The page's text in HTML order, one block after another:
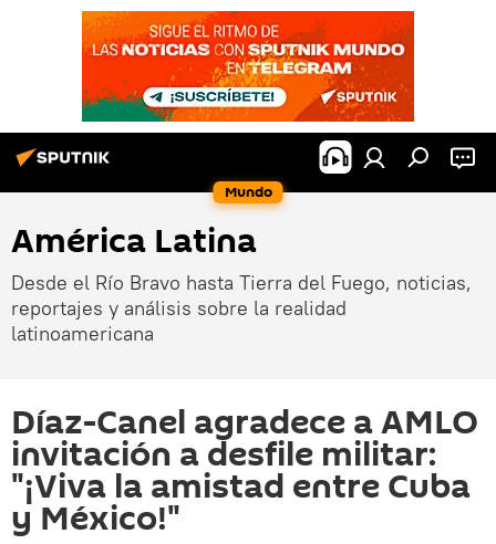
Mundo
América Latina
Desde el Río Bravo hasta Tierra del Fuego, noticias,
reportajes y análisis sobre la realidad
latinoamericana
Díaz-Canel agradece a AMLO
invitación a desfile militar:
"¡Viva la amistad entre Cuba
y México!"